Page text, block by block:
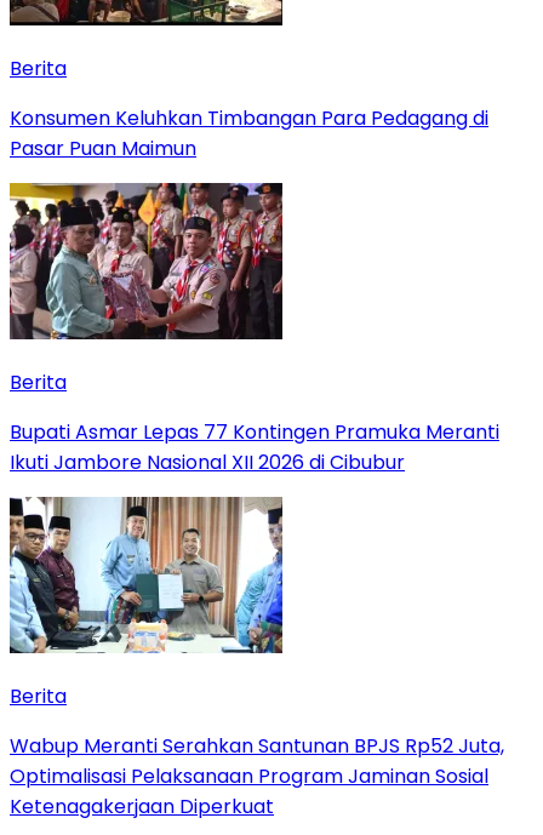
Berita
Konsumen Keluhkan Timbangan Para Pedagang di
Pasar Puan Maimun
Berita
Bupati Asmar Lepas 77 Kontingen Pramuka Meranti
Ikuti Jambore Nasional XII 2026 di Cibubur
Berita
Wabup Meranti Serahkan Santunan BPJS Rp52 Juta,
Optimalisasi Pelaksanaan Program Jaminan Sosial
Ketenagakerjaan Diperkuat